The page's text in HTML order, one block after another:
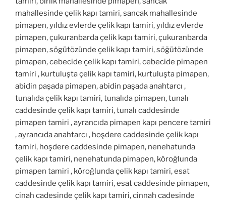
mahallesinde çelik kapı tamiri, sancak mahallesinde
pimapen, yıldız evlerde çelik kapı tamiri, yıldız evlerde
pimapen, çukuranbarda çelik kapı tamiri, çukuranbarda
pimapen, sögütözünde çelik kapı tamiri, söğütözünde
pimapen, cebecide çelik kapı tamiri, cebecide pimapen
tamiri , kurtuluşta çelik kapı tamiri, kurtuluşta pimapen,
abidin paşada pimapen, abidin paşada anahtarcı ,
tunalıda çelik kapı tamiri, tunalıda pimapen, tunalı
caddesinde çelik kapı tamiri, tunalı caddesinde
pimapen tamiri , ayrancıda pimapen kapı pencere tamiri
, ayrancıda anahtarcı , hoşdere caddesinde çelik kapı
tamiri, hoşdere caddesinde pimapen, nenehatunda
çelik kapı tamiri, nenehatunda pimapen, köroğlunda
pimapen tamiri , köroğlunda çelik kapı tamiri, esat
caddesinde çelik kapı tamiri, esat caddesinde pimapen,
cinah cadesinde çelik kapı tamiri, cinnah cadesinde